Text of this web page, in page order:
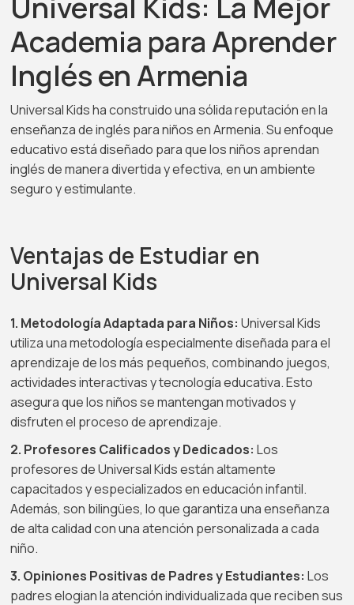
Academia para Aprender
Inglés en Armenia
Universal Kids ha construido una sólida reputación en la
enseñanza de inglés para niños en Armenia. Su enfoque
educativo está diseñado para que los niños aprendan
inglés de manera divertida y efectiva, en un ambiente
seguro y estimulante.
Ventajas de Estudiar en
Universal Kids
1. Metodología Adaptada para Niños: Universal Kids
utiliza una metodología especialmente diseñada para el
aprendizaje de los más pequeños, combinando juegos,
actividades interactivas y tecnología educativa. Esto
asegura que los niños se mantengan motivados y
disfruten el proceso de aprendizaje.
2. Profesores Calificados y Dedicados: Los
profesores de Universal Kids están altamente
capacitados y especializados en educación infantil.
Además, son bilingües, lo que garantiza una enseñanza
de alta calidad con una atención personalizada a cada
niño.
3. Opiniones Positivas de Padres y Estudiantes: Los
padres elogian la atención individualizada que reciben sus